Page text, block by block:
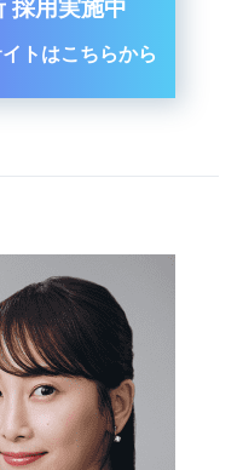
採用実施中
トはこちらから